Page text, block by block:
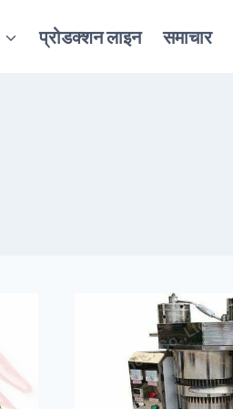
प्रोडक्शन लाइन समाचार